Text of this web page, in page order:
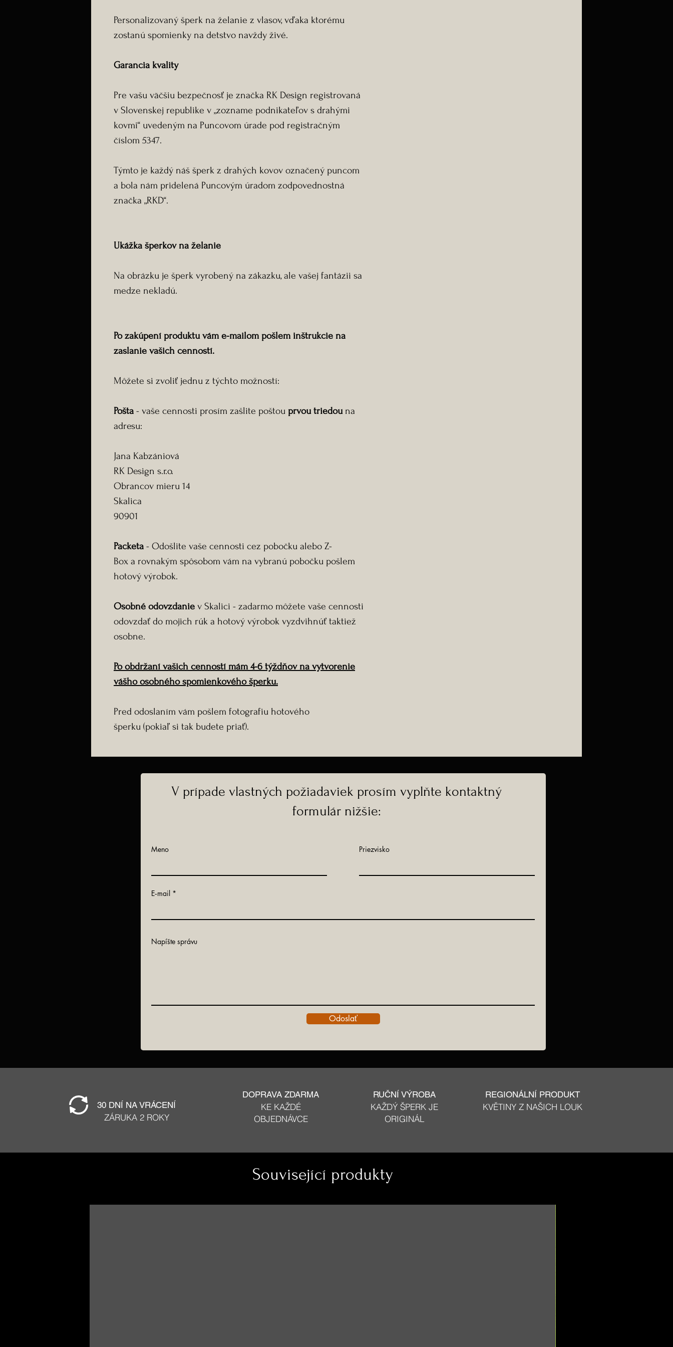
Personalizovaný šperk na želanie z vlasov, vďaka ktorému
zostanú spomienky na detstvo navždy živé.
Garancia kvality
Pre vašu väčšiu bezpečnosť je značka RK Design registrovaná
v Slovenskej republike v „zozname podnikateľov s drahými
kovmi“ uvedeným na Puncovom úrade pod registračným
číslom 5347.
Týmto je každý náš šperk z drahých kovov označený puncom
a bola nám pridelená Puncovým úradom zodpovednostná
značka „RKD“.
Ukážka šperkov na želanie
Na obrázku je šperk vyrobený na zákazku, ale vašej fantázii sa
medze nekladú.
Po zakúpení produktu vám e-mailom pošlem inštrukcie na
zaslanie vašich cenností.
Môžete si zvoliť jednu z týchto možností:
Pošta - vaše cennosti prosím zašlite poštou prvou triedou na
adresu:
Jana Kabzániová
RK Design s.r.o.
Obrancov mieru 14
Skalica
90901
Packeta - Odošlite vaše cennosti cez pobočku alebo Z-
Box a rovnakým spôsobom vám na vybranú pobočku pošlem
hotový výrobok.
Osobné odovzdanie v Skalici - zadarmo môžete vaše cennosti
odovzdať do mojich rúk a hotový výrobok vyzdvihnúť taktiež
osobne.
Po obdržaní vašich cenností mám 4-6 týždňov na vytvorenie
vášho osobného spomienkového šperku.
Pred odoslaním vám pošlem fotografiu hotového
šperku (pokiaľ si tak budete priať).
V prípade vlastných požiadaviek prosím vyplňte kontaktný
formulár nižšie:
Meno Priezvisko
E‑mail
Napíšte správu
Odoslať
30 DNÍ NA VRÁCENÍ
ZÁRUKA 2 ROKY
DOPRAVA ZDARMA
KE KAŽDÉ
OBJEDNÁVCE
RUČNÍ VÝROBA
KAŽDÝ ŠPERK JE
ORIGINÁL
REGIONÁLNÍ PRODUKT
KVĚTINY Z NAŠICH LOUK
Související produkty